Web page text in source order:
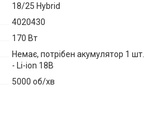
18/25 Hybrid
4020430
170 Вт
Немає, потрібен акумулятор 1 шт.
- Li-ion 18В
5000 об/хв